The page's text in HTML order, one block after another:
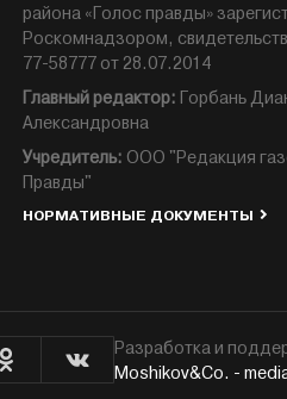
района «Голос правды»
Роскомнадзором,
77-58777 от 28.07.2014
Главный редактор: Горбань
Александровна
Учредитель: ООО "Редакция
Правды"
НОРМАТИВНЫЕ ДОКУМЕНТЫ
Разработка и
Moshikov&Co. -